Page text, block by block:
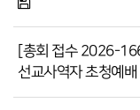
[총회 접수 2026-
선교사역자 초청예